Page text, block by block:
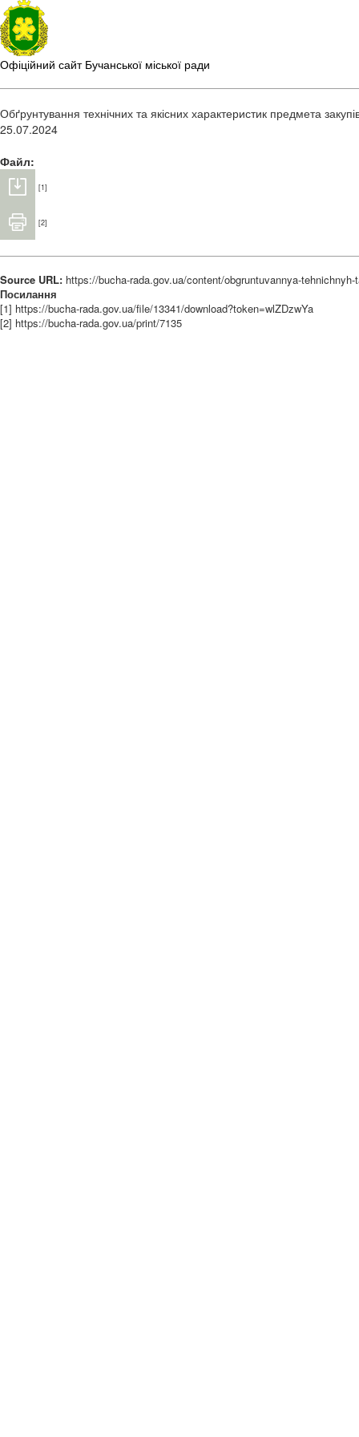
Офіційний сайт Бучанської міської ради
Обґрунтування технічних та якісних характеристик предмета
25.07.2024
Файл:
[1]
[2]
Source URL: https://bucha-rada.gov.ua/content/obgruntuvannya-
Посилання
[1] https://bucha-rada.gov.ua/file/13341/download?token=wlZDzwYa
[2] https://bucha-rada.gov.ua/print/7135